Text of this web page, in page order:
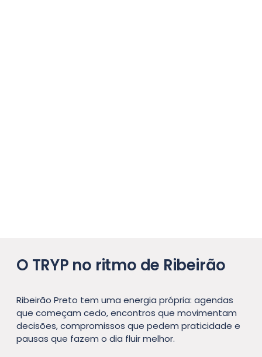
O TRYP no ritmo de Ribeirão
Ribeirão Preto tem uma energia própria: agendas
que começam cedo, encontros que movimentam
decisões, compromissos que pedem praticidade e
pausas que fazem o dia fluir melhor.